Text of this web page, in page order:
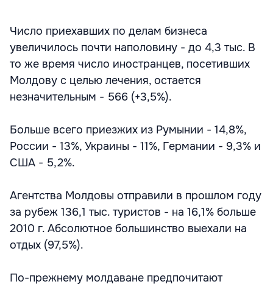
Число приехавших по делам бизнеса
увеличилось почти наполовину - до 4,3 тыс. В
то же время число иностранцев, посетивших
Молдову с целью лечения, остается
незначительным - 566 (+3,5%).
Больше всего приезжих из Румынии - 14,8%,
России - 13%, Украины - 11%, Германии - 9,3% и
США - 5,2%.
Агентства Молдовы отправили в прошлом году
за рубеж 136,1 тыс. туристов - на 16,1% больше
2010 г. Абсолютное большинство выехали на
отдых (97,5%).
По-прежнему молдаване предпочитают